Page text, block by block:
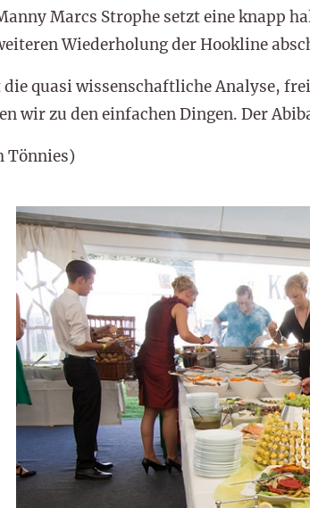
Marcs Strophe setzt eine knapp
Wiederholung der Hookline
die quasi wissenschaftliche Analyse,
wir zu den einfachen Dingen. Der
Tönnies)